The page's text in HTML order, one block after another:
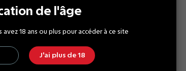
de l'âge
18 ans ou plus pour accéder à ce site
J'ai plus de 18